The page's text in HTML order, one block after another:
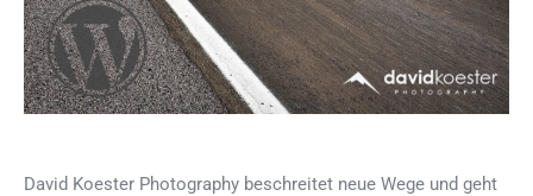
David Koester Photography beschreitet neue Wege und geht